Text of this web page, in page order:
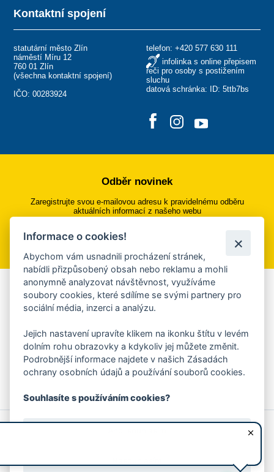
Kontaktní spojení
statutární město Zlín
náměstí Míru 12
760 01 Zlín
(všechna kontaktní spojení)
IČO: 00283924
telefon: +420 577 630 111
infolinka s online přepisem
řeči pro osoby s postižením
sluchu
datová schránka: ID: 5ttb7bs
Odběr novinek
Zaregistrujte svou e-mailovou adresu k pravidelnému odběru
aktuálních informací z našeho webu
Přihlásit se k odběru
Aplikace Mobilní rozhlas
Chcete dostávat do svého mobilu či mailu upozornění na
ankety, pozvánky na kulturní a sportovní akce?
Více informací o aplikaci
© 2026 Magistrát města Zlína
Prohlášení o používání cookies
Informace o cookies!
Abychom vám usnadnili procházení stránek,
nabídli přizpůsobený obsah nebo reklamu a mohli
anonymně analyzovat návštěvnost, využíváme
soubory cookies, které sdílíme se svými partnery pro
sociální média, inzerci a analýzu.
Jejich nastavení upravíte klikem na ikonku štítu v levém
dolním rohu obrazovky a kdykoliv jej můžete změnit.
Podrobnější informace najdete v našich Zásadách
ochrany osobních údajů a používání souborů cookies.
Souhlasíte s používáním cookies?